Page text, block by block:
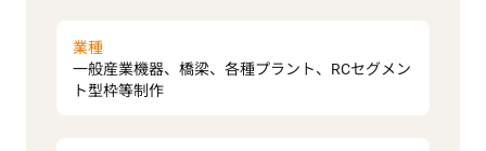
業種
一般産業機器、橋梁、各種プラント、RCセグメン
ト型枠等制作